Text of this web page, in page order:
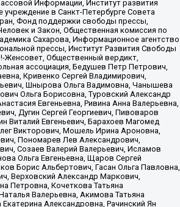
Информации, Институт развития
учреждение в Санкт-Петербурге Совета
Фонд поддержки свободы прессы,
и Закон, Общественная комиссия по
Сахарова, Информационное агентство
прессы, Институт Развития Свободы
Общественный вердикт,
ассоциация, Бедушев Петр Петрович,
Кривенко Сергей Владимирович,
Шнырова Ольга Вадимовна, Чанышева
Ольга Борисовна, Туровский Александр
Евгеньевна, Ривина Анна Валерьевна,
Дугин Сергей Георгиевич, Пивоваров
Виталий Евгеньевич, Барахоев Магомед
Викторович, Мошель Ирина Ароновна,
Пономарев Лев Александрович,
Созаев Валерий Валерьевич, Исламов
Ольга Евгеньевна, Щаров Сергей
Борис Альбертович, Гасан Ольга Павловна,
Верховский Александр Маркович,
Петровна, Кочеткова Татьяна
Валерьевна, Акимова Татьяна
Александровна, Рачинский Ян